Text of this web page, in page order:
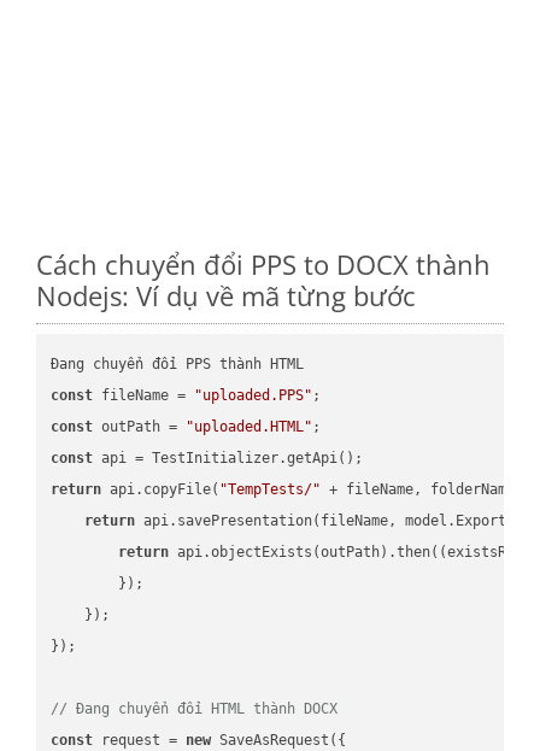
Cách chuyển đổi PPS to DOCX thành
Nodejs: Ví dụ về mã từng bước
const fileName = "uploaded.PPS"
const outPath = "uploaded.HTML"
const
return api.copyFile( "TempTests/" + fileName, folderName +
return api.savePresentation(fileName,
return api.objectExists(outPath).then( (
        });
    });
});
// Đang chuyển đổi HTML thành DOCX
const request = new SaveAsRequest({